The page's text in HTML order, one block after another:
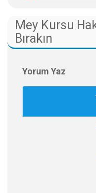
Mey Kursu
Bırakın
Yorum Yaz